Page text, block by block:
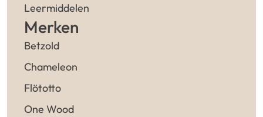
Leermiddelen
Merken
Betzold
Chameleon
Flötotto
One Wood